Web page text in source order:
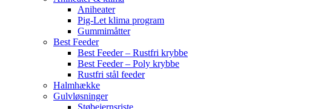
Aniheater
Pig-Let klima program
Gummimåtter
Best Feeder
Best Feeder – Rustfri krybbe
Best Feeder – Poly krybbe
Rustfri stål feeder
Halmhække
Gulvløsninger
Støbejernsriste